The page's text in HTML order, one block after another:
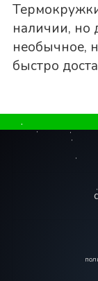
наличии, но
необычное,
быстро
.